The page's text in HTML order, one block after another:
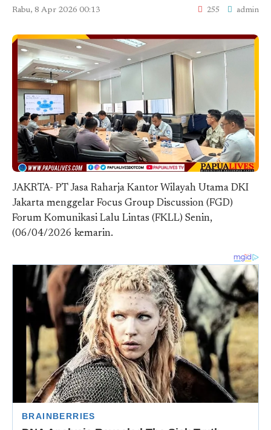
Rabu, 8 Apr 2026 00:13 255 admin
JAKRTA- PT Jasa Raharja Kantor Wilayah Utama DKI
Jakarta menggelar Focus Group Discussion (FGD)
Forum Komunikasi Lalu Lintas (FKLL) Senin,
(06/04/2026 kemarin.